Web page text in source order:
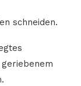
schneiden.